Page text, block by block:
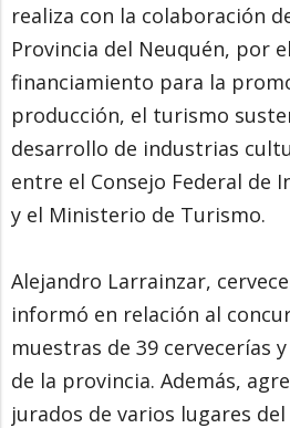
realiza con la colaboración
Provincia del Neuquén, por
financiamiento para la
producción, el turismo
desarrollo de industrias
entre el Consejo Federal de
y el Ministerio de Turismo.
Alejandro Larrainzar,
informó en relación al
muestras de 39 cervecerías
de la provincia. Además,
jurados de varios lugares